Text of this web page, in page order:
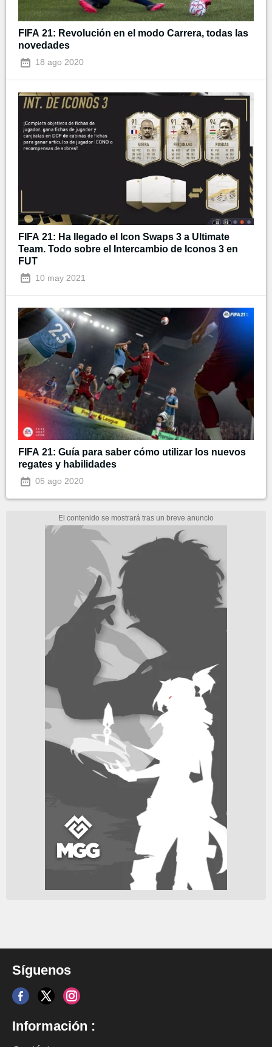
FIFA 21: Revolución en el modo Carrera, todas las
novedades
18 ago 2020
FIFA 21: Ha llegado el Icon Swaps 3 a Ultimate
Team. Todo sobre el Intercambio de Iconos 3 en
FUT
10 may 2021
FIFA 21: Guía para saber cómo utilizar los nuevos
regates y habilidades
05 ago 2020
Síguenos
Información :